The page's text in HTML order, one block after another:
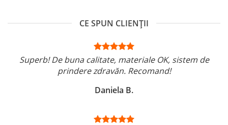
CE SPUN CLIENȚII
Superb! De buna calitate, materiale OK, sistem de
prindere zdravăn. Recomand!
Daniela B.